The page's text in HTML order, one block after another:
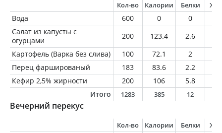
Кол-во Калории Белки
Вода 600 0 0
Салат из капусты с
огурцами
200 123.4 2.6
Картофель (Варка без слива)
100 72.1 2
Перец фаршированый
183 83.6 2.2
Кефир 2,5% жирности
200 106 5.8
Итого
1283 385 12
Вечерний перекус
Кол-во Калории Белки